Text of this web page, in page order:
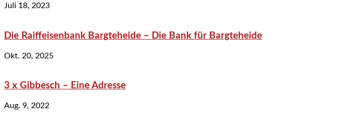
Juli 18, 2023
Die Raiffeisenbank Bargteheide – Die Bank für Bargteheide
Okt. 20, 2025
3 x Gibbesch – Eine Adresse
Aug. 9, 2022